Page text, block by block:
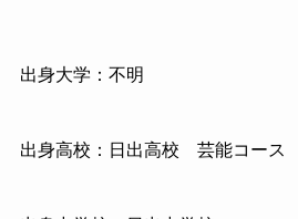
出身大学：不明
出身高校：日出高校 芸能コース